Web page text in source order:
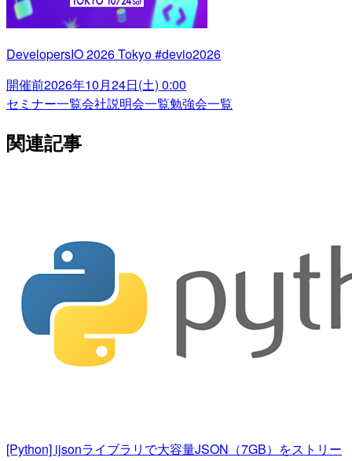
DevelopersIO 2026 Tokyo #devio2026
開催前2026年10月24日(土) 0:00
セミナー一覧会社説明会一覧勉強会一覧
関連記事
[Python] ijsonライブラリで大容量JSON（7GB）をストリー